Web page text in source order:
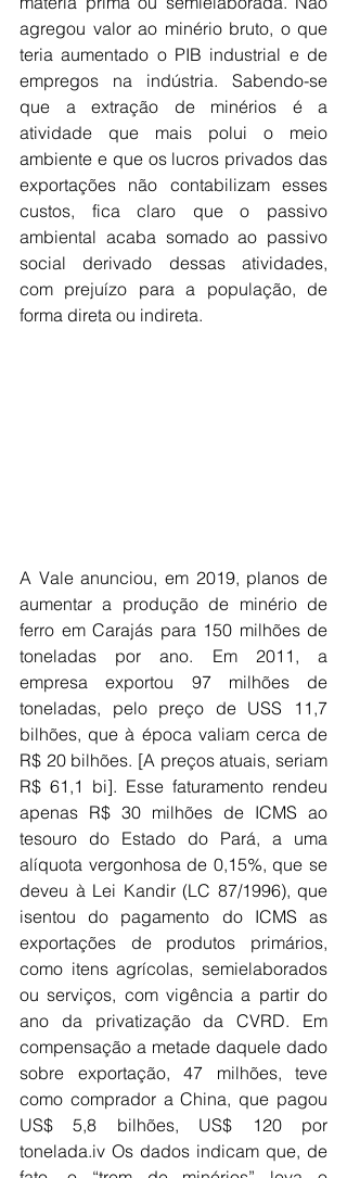
agregou valor ao minério bruto, o que
teria aumentado o PIB industrial e de
empregos na indústria. Sabendo-se
que a extração de minérios é a
atividade que mais polui o meio
ambiente e que os lucros privados das
exportações não contabilizam esses
custos, fica claro que o passivo
ambiental acaba somado ao passivo
social derivado dessas atividades,
com prejuízo para a população, de
forma direta ou indireta.
A Vale anunciou, em 2019, planos de
aumentar a produção de minério de
ferro em Carajás para 150 milhões de
toneladas por ano. Em 2011, a
empresa exportou 97 milhões de
toneladas, pelo preço de USS 11,7
bilhões, que à época valiam cerca de
R$ 20 bilhões. [A preços atuais, seriam
R$ 61,1 bi]. Esse faturamento rendeu
apenas R$ 30 milhões de ICMS ao
tesouro do Estado do Pará, a uma
alíquota vergonhosa de 0,15%, que se
deveu à Lei Kandir (LC 87/1996), que
isentou do pagamento do ICMS as
exportações de produtos primários,
como itens agrícolas, semielaborados
ou serviços, com vigência a partir do
ano da privatização da CVRD. Em
compensação a metade daquele dado
sobre exportação, 47 milhões, teve
como comprador a China, que pagou
US$ 5,8 bilhões, US$ 120 por
tonelada.iv Os dados indicam que, de